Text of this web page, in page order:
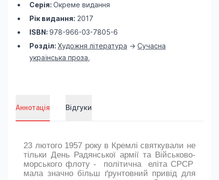
Серія: Окреме видання
Рік видання: 2017
ISBN: 978-966-03-7805-6
Розділ: Художня література -> Сучасна
українська проза
Аннотація Відгуки
23 лютого 1957 року в Кремлі святкували не
тільки День Радянської армії та Військово-
морського флоту - політична еліта СРСР
мала значно більш ґрунтовний привід для